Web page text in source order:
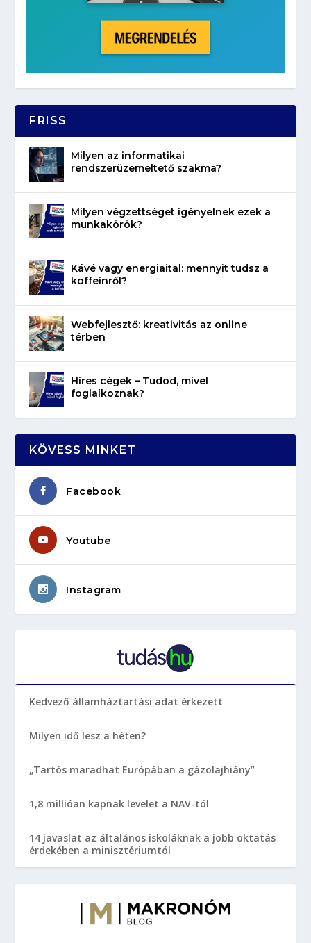
FRISS
Milyen az informatikai
rendszerüzemeltető szakma?
Milyen végzettséget igényelnek ezek a
munkakörök?
Kávé vagy energiaital: mennyit tudsz a
koffeinről?
Webfejlesztő: kreativitás az online
térben
Híres cégek – Tudod, mivel
foglalkoznak?
KÖVESS MINKET
Facebook
Youtube
Instagram
Kedvező államháztartási adat érkezett
Milyen idő lesz a héten?
„Tartós maradhat Európában a gázolajhiány”
1,8 millióan kapnak levelet a NAV-tól
14 javaslat az általános iskoláknak a jobb oktatás
érdekében a minisztériumtól